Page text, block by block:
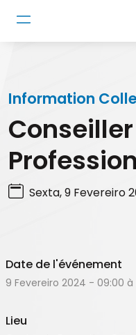
Passar para o conteúdo
Information
Sexta, 9 Fevereiro
Date de l'événement
9 Fevereiro 2024 - 09:00 à
Lieu
Cookies management